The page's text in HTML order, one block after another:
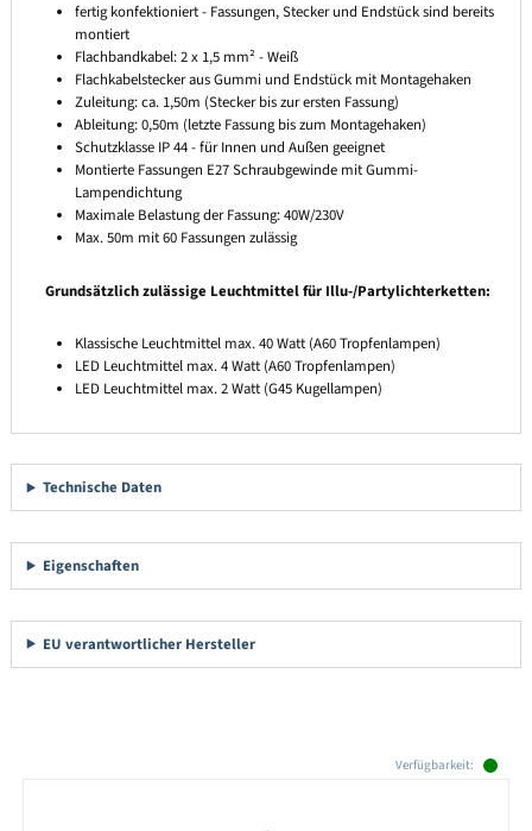
fertig konfektioniert - Fassungen, Stecker und Endstück sind bereits
montiert
Flachbandkabel: 2 x 1,5 mm² - Weiß
Flachkabelstecker aus Gummi und Endstück mit Montagehaken
Zuleitung: ca. 1,50m (Stecker bis zur ersten Fassung)
Ableitung: 0,50m (letzte Fassung bis zum Montagehaken)
Schutzklasse IP 44 - für Innen und Außen geeignet
Montierte Fassungen E27 Schraubgewinde mit Gummi-
Lampendichtung
Maximale Belastung der Fassung: 40W/230V
Max. 50m mit 60 Fassungen zulässig
Grundsätzlich zulässige Leuchtmittel für Illu-/Partylichterketten:
Klassische Leuchtmittel max. 40 Watt (A60 Tropfenlampen)
LED Leuchtmittel max. 4 Watt (A60 Tropfenlampen)
LED Leuchtmittel max. 2 Watt (G45 Kugellampen)
Technische Daten
Eigenschaften
EU verantwortlicher Hersteller
Verfügbarkeit: